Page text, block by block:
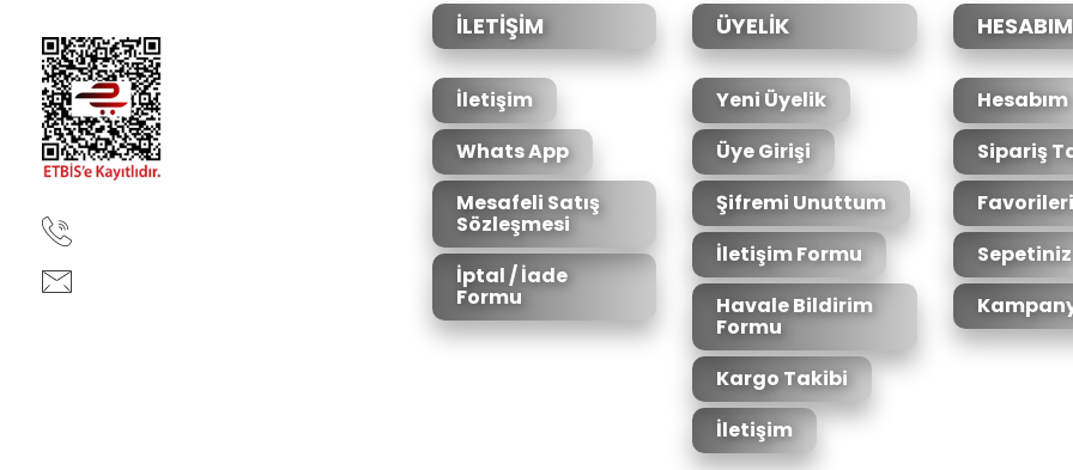
Ürün fiyatı diğer sitelerden daha pahalı.
Bu ürüne benzer farklı alternatifler olmalı.
İLETİŞİM
İletişim
Whats App
Mesafeli Satış
Sözleşmesi
İptal / İade
Formu
ÜYELİK
Yeni Üyelik
Üye Girişi
Şifremi Unuttum
İletişim Formu
Havale Bildirim
Formu
Kargo Takibi
İletişim
HESABIM
Hesabım
Sipariş
Sepetiniz